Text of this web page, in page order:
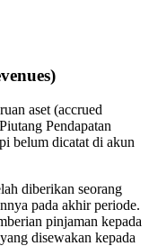
aset (accrued
Pendapatan
belum dicatat di akun
diberikan seorang
pada akhir periode.
pinjaman kepada
disewakan kepada